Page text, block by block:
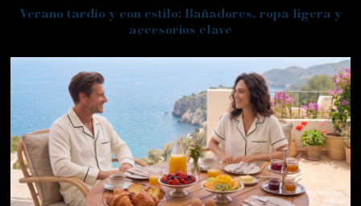
Verano tardío y con estilo: Bañadores, ropa ligera y
accesorios clave